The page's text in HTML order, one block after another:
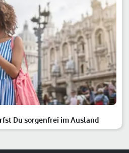
Du sorgenfrei im Ausland